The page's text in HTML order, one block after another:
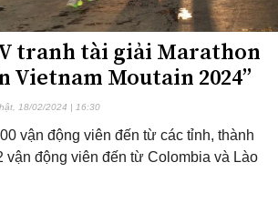
tranh tài giải Marathon
Vietnam Moutain 2024”
18/02/2024 | 16:30
vận động viên đến từ các tỉnh, thành
vận động viên đến từ Colombia và Lào